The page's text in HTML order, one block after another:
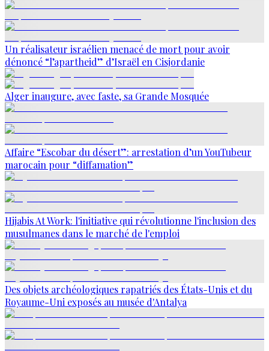
Un réalisateur israélien menacé de mort pour avoir
dénoncé “l’apartheid” d’Israël en Cisjordanie
Alger inaugure, avec faste, sa Grande Mosquée
Affaire “Escobar du désert”: arrestation d’un YouTubeur
marocain pour “diffamation”
Hijabis At Work: l'initiative qui révolutionne l'inclusion des
musulmanes dans le marché de l'emploi
Des objets archéologiques rapatriés des États-Unis et du
Royaume-Uni exposés au musée d'Antalya